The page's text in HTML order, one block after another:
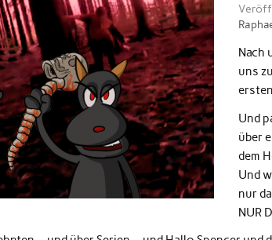
Nach
uns
Und
über
dem
Und
nur
NUR